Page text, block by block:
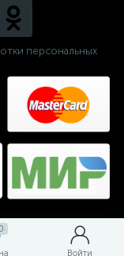
Войти
персональных